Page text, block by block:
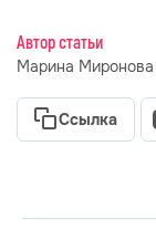
Автор статьи
Марина Миронова
Ссылка